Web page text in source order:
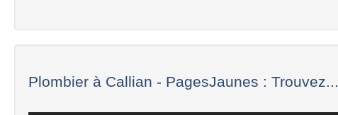
Plombier à Callian - PagesJaunes : Trouvez...